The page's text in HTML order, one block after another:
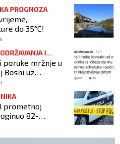
PROGNOZA
do 35°C!
I
poruke mržnje u
Bosni uz
i potporu
prometnoj
82-